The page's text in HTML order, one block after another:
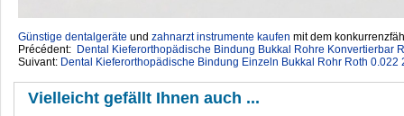
Günstige dentalgeräte ‎ und zahnarzt instrumente kaufen mit dem
Précédent: Dental Kieferorthopädische Bindung Bukkal Rohre Konvertierbar
Suivant: Dental Kieferorthopädische Bindung Einzeln Bukkal Rohr Roth 0.022
Vielleicht gefällt Ihnen auch ...